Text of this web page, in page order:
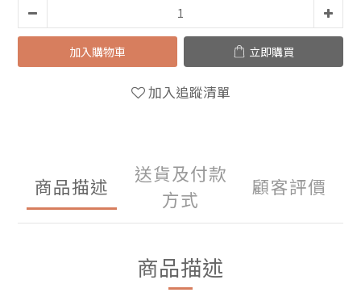
加入購物車 立即購買
加入追蹤清單
商品描述
送貨及付款
方式
顧客評價
商品描述